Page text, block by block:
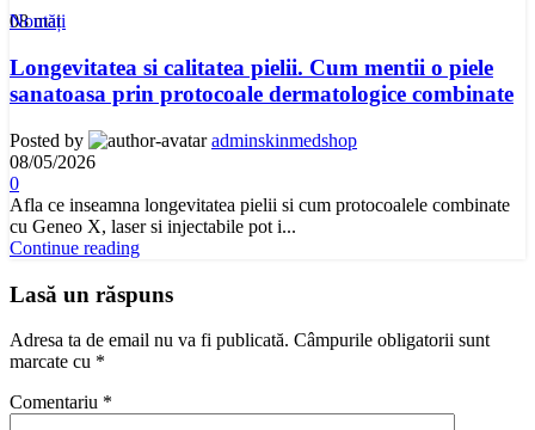
08mai
Noutăți
Longevitatea si calitatea pielii. Cum mentii o piele
sanatoasa prin protocoale dermatologice combinate
Posted by
adminskinmedshop
08/05/2026
0
Afla ce inseamna longevitatea pielii si cum protocoalele combinate
cu Geneo X, laser si injectabile pot i...
Continue reading
Lasă un răspuns
Adresa ta de email nu va fi publicată. Câmpurile obligatorii sunt
marcate cu *
Comentariu *